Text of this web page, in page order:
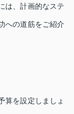
は、計画的なステ
への道筋をご紹介
算を設定しましょ